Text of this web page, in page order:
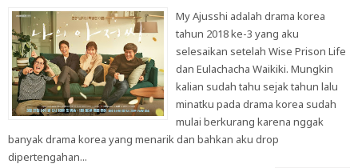
My Ajusshi adalah drama korea
tahun 2018 ke-3 yang aku
selesaikan setelah Wise Prison Life
dan Eulachacha Waikiki. Mungkin
kalian sudah tahu sejak tahun lalu
minatku pada drama korea sudah
mulai berkurang karena nggak
banyak drama korea yang menarik dan bahkan aku drop
dipertengahan...